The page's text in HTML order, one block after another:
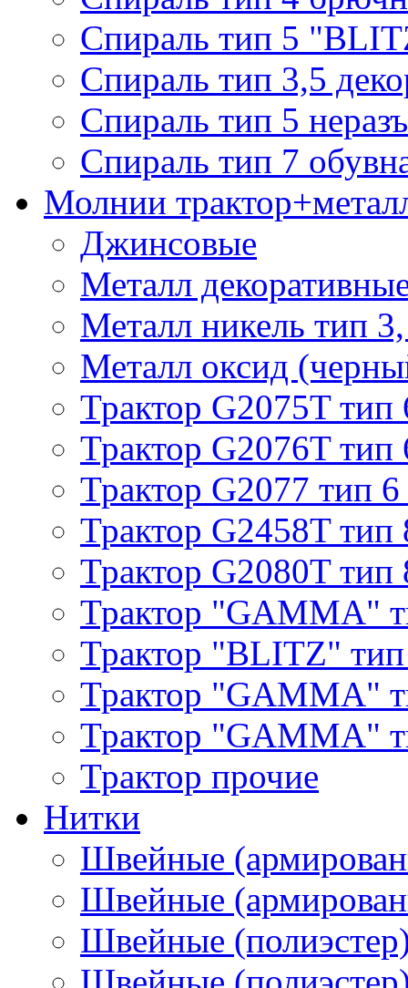
Спираль тип 5
Спираль тип 3,5
Спираль тип 5
Спираль тип 7
Молнии
Джинсовые
Металл
Металл никель тип
Металл оксид
Трактор G2075T тип
Трактор G2076T тип
Трактор G2077 тип 6
Трактор G2458T тип
Трактор G2080T тип
Трактор "GAMMA"
Трактор "BLITZ"
Трактор "GAMMA"
Трактор "GAMMA"
Трактор прочие
Нитки
Швейные
Швейные
Швейные